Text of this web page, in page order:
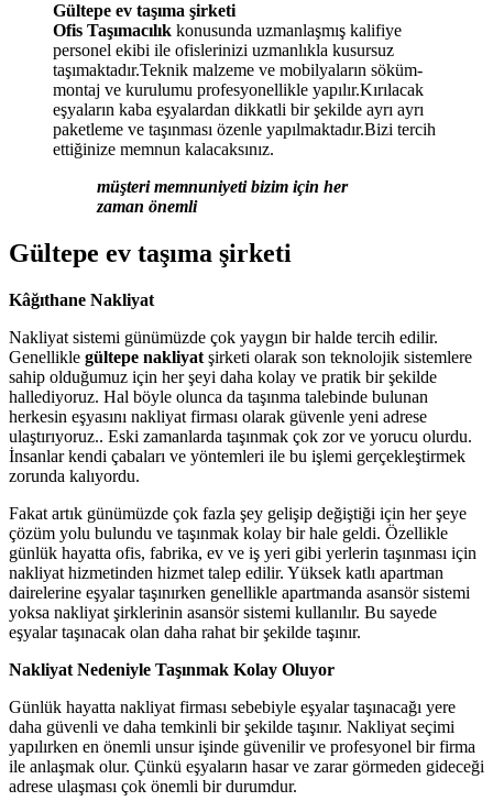
Gültepe ev taşıma şirketi
Ofis Taşımacılık konusunda uzmanlaşmış kalifiye
personel ekibi ile ofislerinizi uzmanlıkla kusursuz
taşımaktadır.Teknik malzeme ve mobilyaların söküm-
montaj ve kurulumu profesyonellikle yapılır.Kırılacak
eşyaların kaba eşyalardan dikkatli bir şekilde ayrı ayrı
paketleme ve taşınması özenle yapılmaktadır.Bizi tercih
ettiğinize memnun kalacaksınız.
müşteri memnuniyeti bizim için her
zaman önemli
Gültepe ev taşıma şirketi
Kâğıthane Nakliyat
Nakliyat sistemi günümüzde çok yaygın bir halde tercih edilir.
Genellikle gültepe nakliyat şirketi olarak son teknolojik sistemlere
sahip olduğumuz için her şeyi daha kolay ve pratik bir şekilde
hallediyoruz. Hal böyle olunca da taşınma talebinde bulunan
herkesin eşyasını nakliyat firması olarak güvenle yeni adrese
ulaştırıyoruz.. Eski zamanlarda taşınmak çok zor ve yorucu olurdu.
İnsanlar kendi çabaları ve yöntemleri ile bu işlemi gerçekleştirmek
zorunda kalıyordu.
Fakat artık günümüzde çok fazla şey gelişip değiştiği için her şeye
çözüm yolu bulundu ve taşınmak kolay bir hale geldi. Özellikle
günlük hayatta ofis, fabrika, ev ve iş yeri gibi yerlerin taşınması için
nakliyat hizmetinden hizmet talep edilir. Yüksek katlı apartman
dairelerine eşyalar taşınırken genellikle apartmanda asansör sistemi
yoksa nakliyat şirklerinin asansör sistemi kullanılır. Bu sayede
eşyalar taşınacak olan daha rahat bir şekilde taşınır.
Nakliyat Nedeniyle Taşınmak Kolay Oluyor
Günlük hayatta nakliyat firması sebebiyle eşyalar taşınacağı yere
daha güvenli ve daha temkinli bir şekilde taşınır. Nakliyat seçimi
yapılırken en önemli unsur işinde güvenilir ve profesyonel bir firma
ile anlaşmak olur. Çünkü eşyaların hasar ve zarar görmeden gideceği
adrese ulaşması çok önemli bir durumdur.